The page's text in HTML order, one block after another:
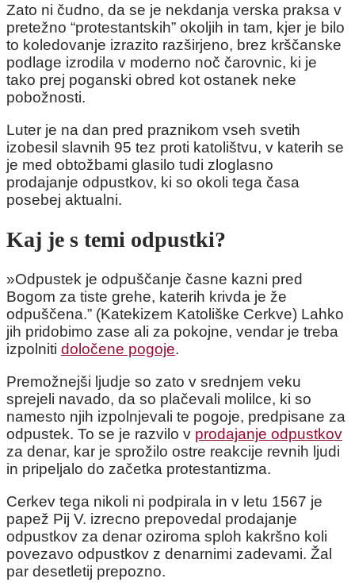
Zato ni čudno, da se je nekdanja verska praksa v
pretežno “protestantskih” okoljih in tam, kjer je bilo
to koledovanje izrazito razširjeno, brez krščanske
podlage izrodila v moderno noč čarovnic, ki je
tako prej poganski obred kot ostanek neke
pobožnosti.
Luter je na dan pred praznikom vseh svetih
izobesil slavnih 95 tez proti katolištvu, v katerih se
je med obtožbami glasilo tudi zloglasno
prodajanje odpustkov, ki so okoli tega časa
posebej aktualni.
Kaj je s temi odpustki?
»Odpustek je odpuščanje časne kazni pred
Bogom za tiste grehe, katerih krivda je že
odpuščena.” (Katekizem Katoliške Cerkve) Lahko
jih pridobimo zase ali za pokojne, vendar je treba
izpolniti določene pogoje.
Premožnejši ljudje so zato v srednjem veku
sprejeli navado, da so plačevali molilce, ki so
namesto njih izpolnjevali te pogoje, predpisane za
odpustek. To se je razvilo v prodajanje odpustkov
za denar, kar je sprožilo ostre reakcije revnih ljudi
in pripeljalo do začetka protestantizma.
Cerkev tega nikoli ni podpirala in v letu 1567 je
papež Pij V. izrecno prepovedal prodajanje
odpustkov za denar oziroma sploh kakršno koli
povezavo odpustkov z denarnimi zadevami. Žal
par desetletij prepozno.